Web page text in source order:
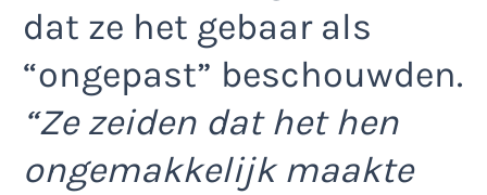
dat ze het gebaar als
“ongepast” beschouwden.
“Ze zeiden dat het hen
ongemakkelijk maakte